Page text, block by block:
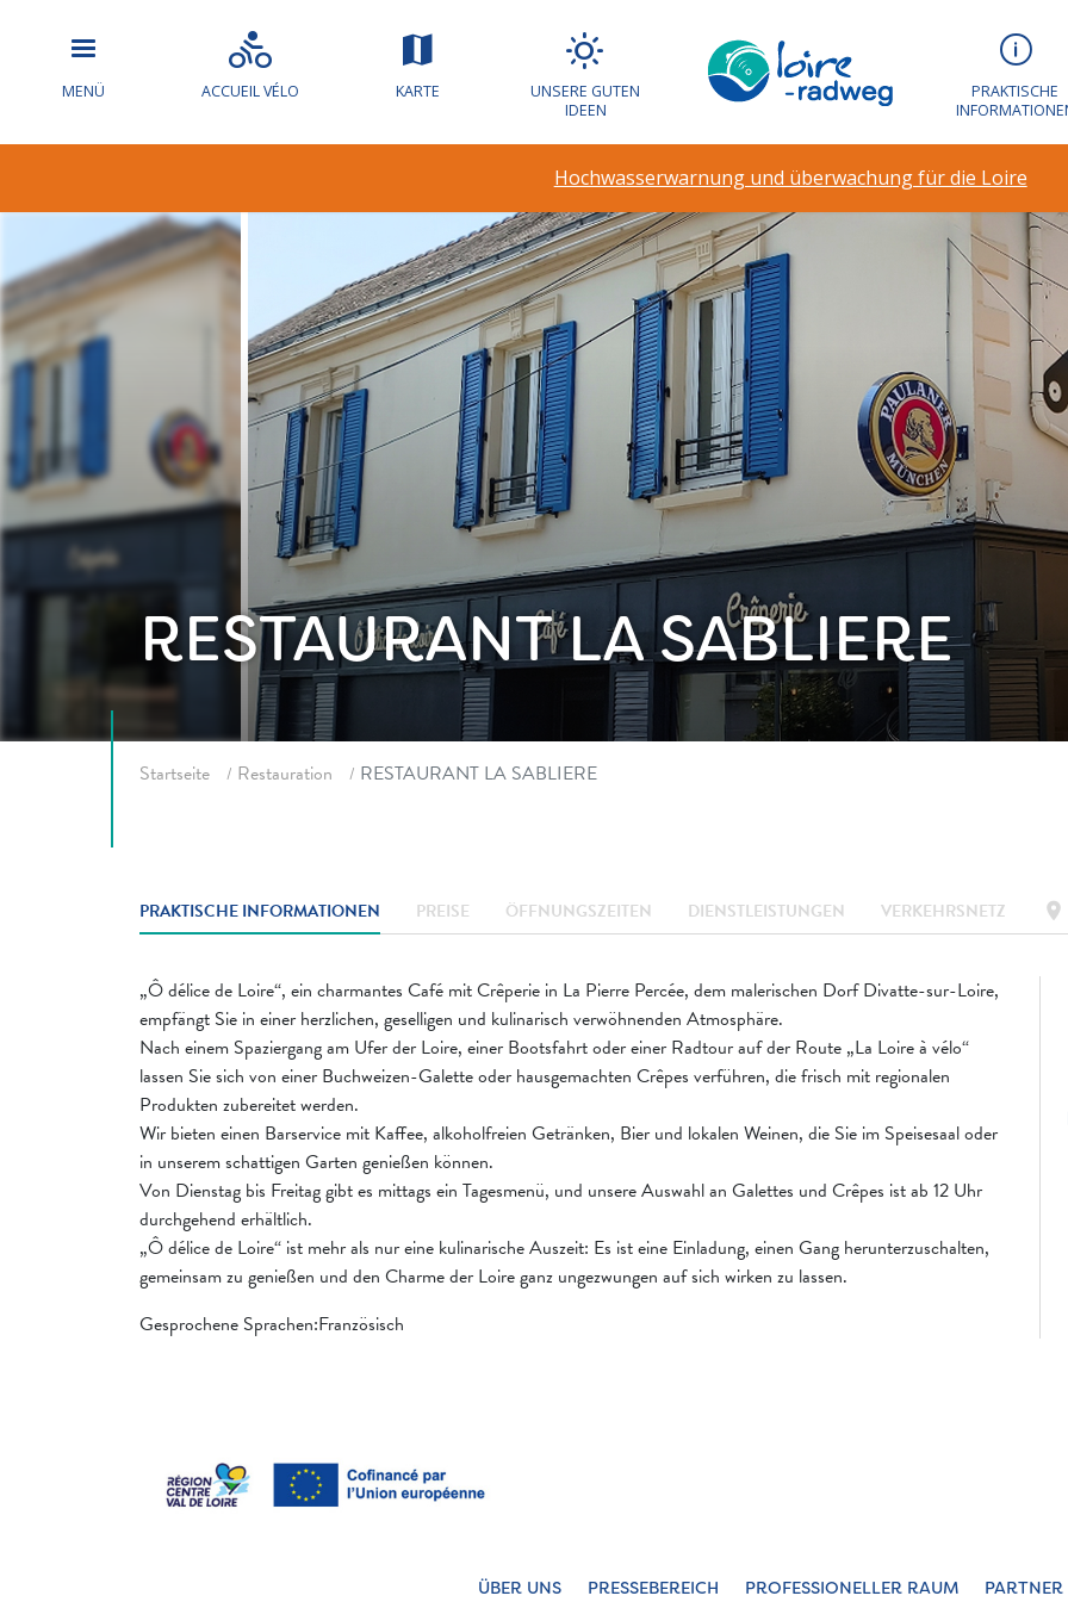
MENÜ ACCUEIL VÉLO KARTE
UNSERE GUTEN
IDEEN
PRAKTISCHE
Hochwasserwarnung und überwachung für die Loire
RESTAURANT LA SABLIERE
Startseite Restauration RESTAURANT LA SABLIERE
PRAKTISCHE INFORMATIONEN PREISE ÖFFNUNGSZEITEN DIENSTLEISTUNGEN VERKEHRSNETZ location_on
„Ô délice de Loire“, ein charmantes Café mit Crêperie in La Pierre Percée, dem malerischen Dorf Divatte-sur-Loire,
empfängt Sie in einer herzlichen, geselligen und kulinarisch verwöhnenden Atmosphäre.
Nach einem Spaziergang am Ufer der Loire, einer Bootsfahrt oder einer Radtour auf der Route „La Loire à vélo“
lassen Sie sich von einer Buchweizen-Galette oder hausgemachten Crêpes verführen, die frisch mit regionalen
Produkten zubereitet werden.
Wir bieten einen Barservice mit Kaffee, alkoholfreien Getränken, Bier und lokalen Weinen, die Sie im Speisesaal oder
in unserem schattigen Garten genießen können.
Von Dienstag bis Freitag gibt es mittags ein Tagesmenü, und unsere Auswahl an Galettes und Crêpes ist ab 12 Uhr
durchgehend erhältlich.
„Ô délice de Loire“ ist mehr als nur eine kulinarische Auszeit: Es ist eine Einladung, einen Gang herunterzuschalten,
gemeinsam zu genießen und den Charme der Loire ganz ungezwungen auf sich wirken zu lassen.
Gesprochene Sprachen:Französisch
ÜBER UNS PRESSEBEREICH PROFESSIONELLER RAUM PARTNER